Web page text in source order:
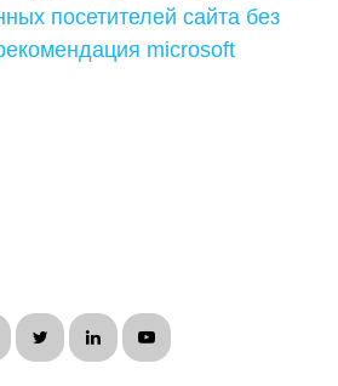
посетителей сайта без
microsoft